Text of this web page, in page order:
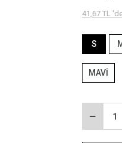
41,67 TL
S
MAVİ